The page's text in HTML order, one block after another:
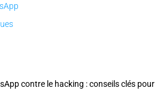
contre le hacking : conseils clés pour